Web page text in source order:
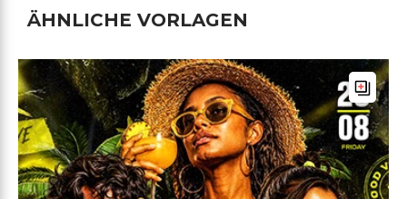
ÄHNLICHE VORLAGEN